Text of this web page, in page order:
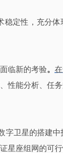
定性，充分
临新的考验。
性能分析、任
卫星的搭建
星座组网的可行